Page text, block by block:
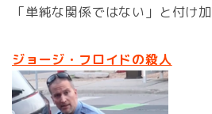
「単純な関係ではない」と付け加
ジョージ・フロイドの殺人